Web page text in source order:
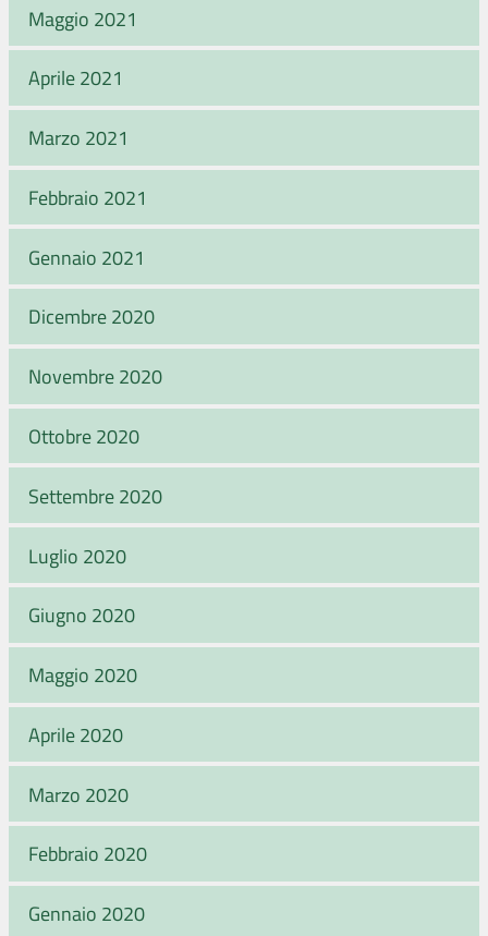
Maggio 2021
Aprile 2021
Marzo 2021
Febbraio 2021
Gennaio 2021
Dicembre 2020
Novembre 2020
Ottobre 2020
Settembre 2020
Luglio 2020
Giugno 2020
Maggio 2020
Aprile 2020
Marzo 2020
Febbraio 2020
Gennaio 2020